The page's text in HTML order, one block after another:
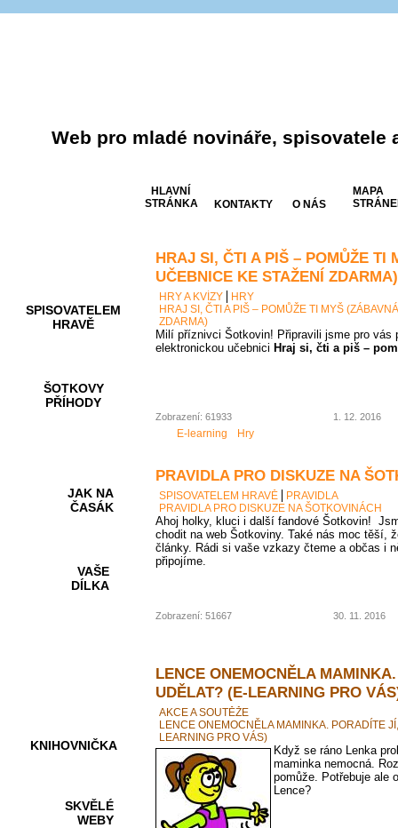
Web pro mladé novináře, spisovatele
HLAVNÍ
STRÁNKA
KONTAKTY O NÁS
MAPA
SPISOVATELEM
HRAVĚ
ŠOTKOVY
PŘÍHODY
JAK NA
ČASÁK
VAŠE
DÍLKA
KNIHOVNIČKA
SKVĚLÉ
WEBY
HRAJ SI, ČTI A PIŠ – POMŮŽE TI
UČEBNICE KE STAŽENÍ ZDARMA)
HRY A KVÍZY
HRY
HRAJ SI, ČTI A PIŠ – POMŮŽE TI MYŠ
ZDARMA)
Milí příznivci Šotkovin! Připravili jsme pro vás
elektronickou učebnici Hraj si, čti a piš –
Zobrazení: 61933 1. 12. 2016
E-learning Hry
PRAVIDLA PRO DISKUZE NA
SPISOVATELEM HRAVĚ
PRAVIDLA
PRAVIDLA PRO DISKUZE NA ŠOTKOVINÁCH
Ahoj holky, kluci i další fandové Šotkovin!
chodit na web Šotkoviny. Také nás moc těší,
články. Rádi si vaše vzkazy čteme a občas i
připojíme.
Zobrazení: 51667 30. 11. 2016
LENCE ONEMOCNĚLA
UDĚLAT? (E-LEARNING PRO
AKCE A SOUTĚŽE
LENCE ONEMOCNĚLA MAMINKA. PORADÍTE
LEARNING PRO VÁS)
Když se ráno Lenka
maminka nemocná.
pomůže. Potřebuje ale
Lence?